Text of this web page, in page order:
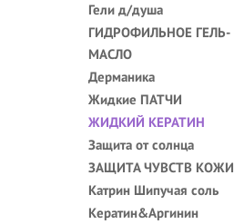
Гели д/душа
ГИДРОФИЛЬНОЕ ГЕЛЬ-
МАСЛО
Дерманика
Жидкие ПАТЧИ
ЖИДКИЙ КЕРАТИН
Защита от солнца
ЗАЩИТА ЧУВСТВ КОЖИ
Катрин Шипучая соль
Кератин&Аргинин